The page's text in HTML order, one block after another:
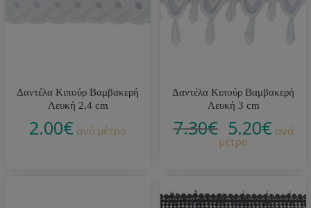
Δαντέλα Κιπούρ Βαμβακερή
Λευκή 2,4 cm
2.00€ ανά μέτρο
Δαντέλα Κιπούρ Βαμβακερή
Λευκή 3 cm
7.30€ 5.20€ ανά
μέτρο